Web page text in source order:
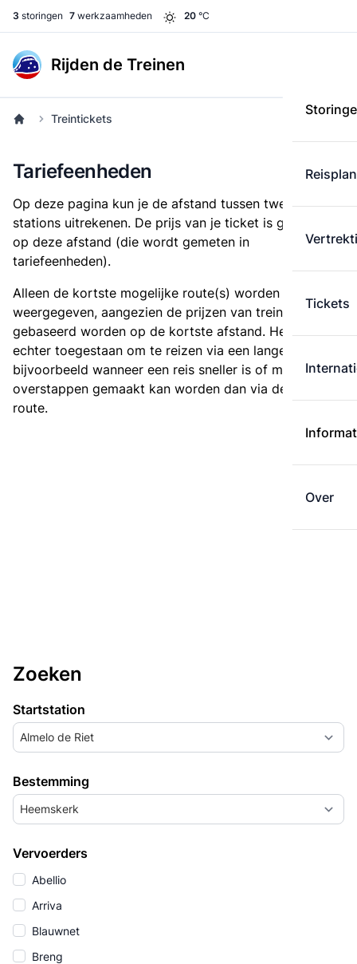
3 storingen 7 werkzaamheden 20 °C
Rijden de Treinen
Tickets
Over
Treintickets
Tariefeenheden
Op deze pagina kun je de afstand tussen twee
stations uitrekenen. De prijs van je ticket is gebaseerd
op deze afstand (die wordt gemeten in
tariefeenheden).
Alleen de kortste mogelijke route(s) worden
weergegeven, aangezien de prijzen van treintickets
gebaseerd worden op de kortste afstand. Het is
echter toegestaan om te reizen via een langere route,
bijvoorbeeld wanneer een reis sneller is of met minder
overstappen gemaakt kan worden dan via de kortste
route.
Zoeken
Startstation
Almelo de Riet
Bestemming
Heemskerk
Vervoerders
Abellio
Arriva
Blauwnet
Breng